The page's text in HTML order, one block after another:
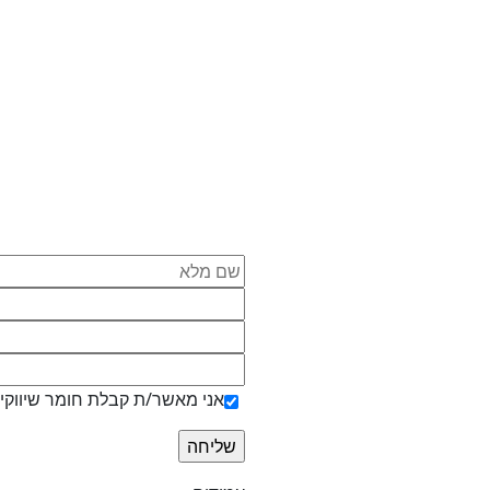
אני מאשר/ת קבלת חומר שיווקי